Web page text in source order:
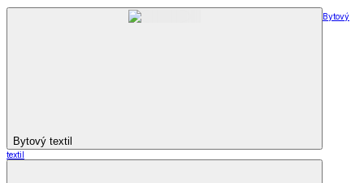
Bytový textil
Bytový
textil